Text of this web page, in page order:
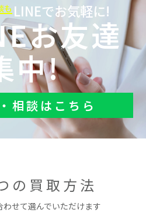
も LINEでお気軽に!
お友達
中!
相談はこちら
の買取方法
わせて選んでいただけます